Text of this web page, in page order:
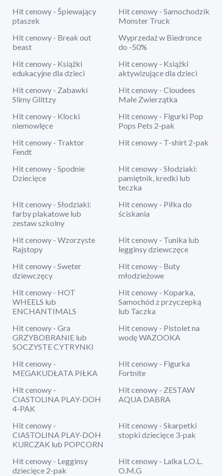
Hit cenowy - Śpiewający
ptaszek
Hit cenowy - Samochodzik
Monster Truck
Hit cenowy - Break out
beast
Wyprzedaż w Biedronce
do -50%
Hit cenowy - Książki
edukacyjne dla dzieci
Hit cenowy - Książki
aktywizujące dla dzieci
Hit cenowy - Zabawki
Slimy Glittzy
Hit cenowy - Cloudees
Małe Zwierzątka
Hit cenowy - Klocki
niemowlęce
Hit cenowy - Figurki Pop
Pops Pets 2-pak
Hit cenowy - Traktor
Fendt
Hit cenowy - T-shirt 2-pak
Hit cenowy - Spodnie
Dziecięce
Hit cenowy - Słodziaki:
pamiętnik, kredki lub
teczka
Hit cenowy - Słodziaki:
farby plakatowe lub
zestaw szkolny
Hit cenowy - Piłka do
ściskania
Hit cenowy - Wzorzyste
Rajstopy
Hit cenowy - Tunika lub
legginsy dziewczęce
Hit cenowy - Sweter
dziewczęcy
Hit cenowy - Buty
młodzieżowe
Hit cenowy - HOT
WHEELS lub
ENCHANTIMALS
Hit cenowy - Koparka,
Samochód z przyczepką
lub Taczka
Hit cenowy - Gra
GRZYBOBRANIE lub
SOCZYSTE CYTRYNKI
Hit cenowy - Pistolet na
wodę WAZOOKA
Hit cenowy -
MEGAKUDŁATA PIŁKA
Hit cenowy - Figurka
Fortnite
Hit cenowy -
CIASTOLINA PLAY-DOH
4-PAK
Hit cenowy - ZESTAW
AQUA DABRA
Hit cenowy -
CIASTOLINA PLAY-DOH
KURCZAK lub POPCORN
Hit cenowy - Skarpetki
stopki dziecięce 3-pak
Hit cenowy - Legginsy
dziecięce 2-pak
Hit cenowy - Lalka L.O.L.
O.M.G